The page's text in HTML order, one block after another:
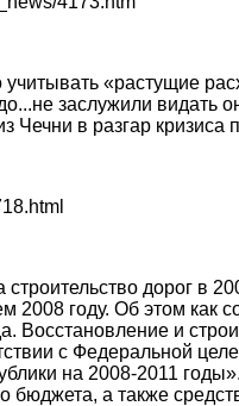
учитывать «растущие
заслужили видать
Чечни в разгар
строительство дорог в
2008 году. Об этом как
Восстановление и
с Федеральной
на 2008-2011
бюджета, а также